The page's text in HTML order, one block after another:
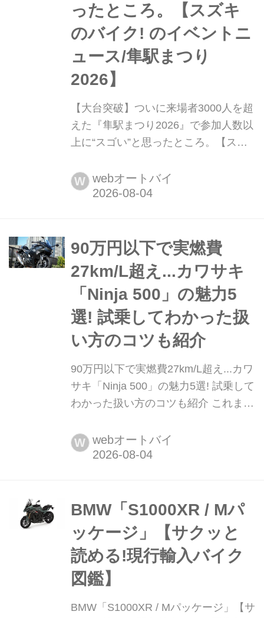
ったところ。【スズキ
のバイク! のイベントニ
ュース/隼駅まつり
2026】
【大台突破】ついに来場者3000人を超
えた『隼駅まつり2026』で参加人数以
上に“スゴい”と思ったところ。【スズ
まつり2026】 8月2日(日)に開催された
『隼駅まつり2026』の来場者数がとう
た部分がありました。
W webオートバイ
90万円以下で実燃費
27km/L超え...カワサキ
「Ninja 500」の魅力5
選! 試乗してわかった扱
い方のコツも紹介
90万円以下で実燃費27km/L超え...カワ
サキ「Ninja 500」の魅力5選! 試乗して
わかった扱い方のコツも紹介 これまで
「街乗り編」と「高速道路・ワインデ
ィング編」の2回にわたり、Ninja 500
て、さまざまなシチュエーションを走
って改めて実感した「Ninja...
W webオートバイ
BMW「S1000XR / Mパ
ッケージ」【サクッと
読める!現行輸入バイク
図鑑】
BMW「S1000XR / Mパッケージ」【サ